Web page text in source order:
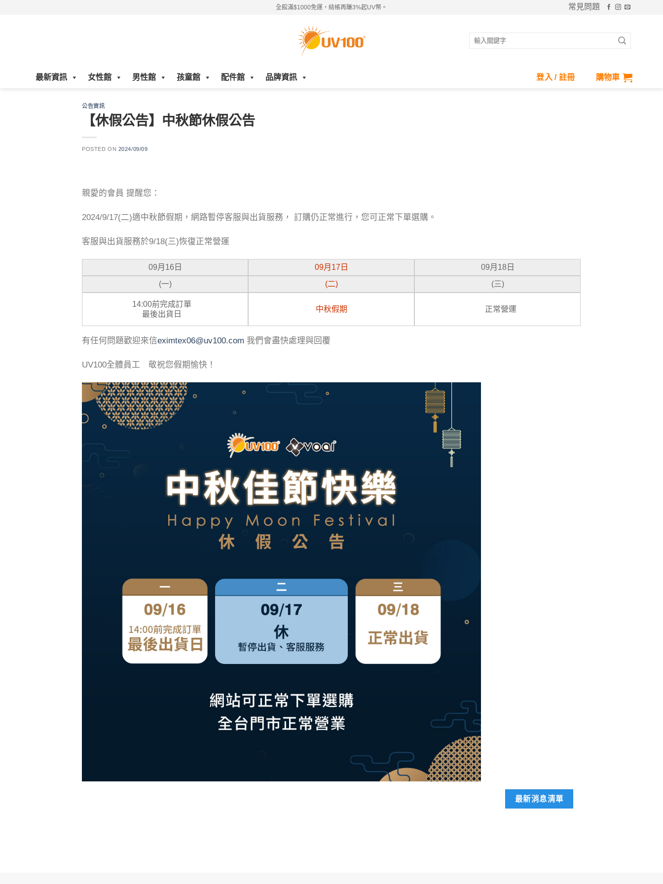
全館滿$1000免運，結帳再賺3%起UV幣。 常見問題
搜
最新資訊 女性館 男性館 孩童館 配件館 品牌資訊 登入 / 註冊 購物車
公告資訊
【休假公告】中秋節休假公告
POSTED ON 2024/09/09
親愛的會員 提醒您：
2024/9/17(二)適中秋節假期，網路暫停客服與出貨服務， 訂購仍正常進行，您可正常下單選購。
客服與出貨服務於9/18(三)恢復正常營運
09月16日 09月17日
09月18日
(一)
(二) (三)
14:00前完成訂單
最後出貨日
中秋假期 正常營運
有任何問題歡迎來信eximtex06@uv100.com 我們會盡快處理與回覆
UV100全體員工 敬祝您假期愉快！
最新消息清單